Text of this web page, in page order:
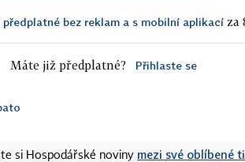
předplatné bez reklam a s mobilní aplikací za
Máte již předplatné? Přihlaste se
si Hospodářské noviny mezi své oblíbené